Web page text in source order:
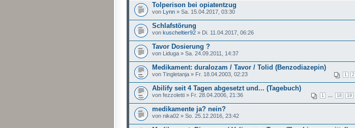
Tolperison bei opiatentzug
von Lynn » Sa. 15.04.2017, 03:30
Schlafstörung
von kuscheltier92 » Di. 11.04.2017, 06:26
Tavor Dosierung ?
von Liduga » Sa. 24.09.2011, 14:37
Medikament: duralozam / Tavor / Tolid (Benzodiazepin)
1 2
von Tingletanja » Fr. 18.04.2003, 02:23
Abilify seit 4 Tagen abgesetzt und... (Tagebuch)
1 18 19
von fezzoletti » Fr. 28.04.2006, 21:36
medikamente ja? nein?
von nika02 » So. 25.12.2016, 23:42